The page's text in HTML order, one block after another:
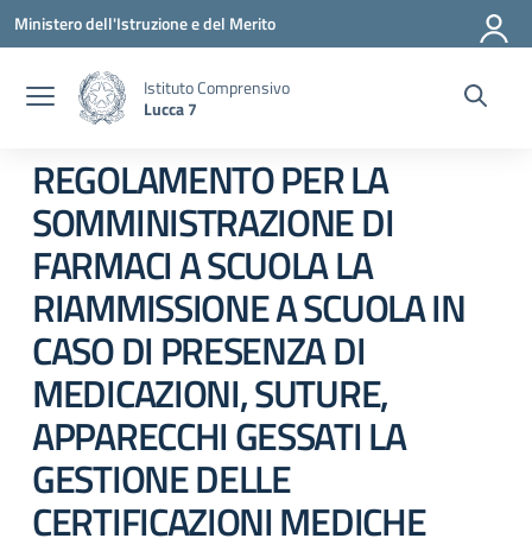
Vai ai contenuti
Vai al menu di navigazione
Vai al footer
Ministero dell'Istruzione e del Merito
Istituto Comprensivo
Lucca 7
REGOLAMENTO PER LA
SOMMINISTRAZIONE DI
FARMACI A SCUOLA LA
RIAMMISSIONE A SCUOLA IN
CASO DI PRESENZA DI
MEDICAZIONI, SUTURE,
APPARECCHI GESSATI LA
GESTIONE DELLE
CERTIFICAZIONI MEDICHE